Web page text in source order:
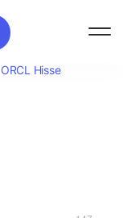
ORCL Hisse